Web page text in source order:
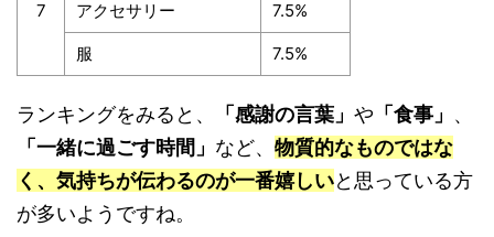
7 アクセサリー 7.5%
服 7.5%
ランキングをみると、 「感謝の言葉」 や 「食事」 、
「一緒に過ごす時間」 など、 物質的なものではな
く、気持ちが伝わるのが一番嬉しいと思っている方
が多いようですね。